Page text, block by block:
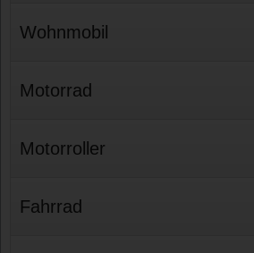
Wohnmobil
Motorrad
Motorroller
Fahrrad